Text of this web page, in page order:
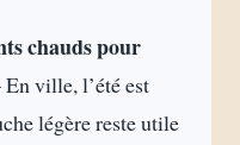
chauds pour
ville, l’été est
légère reste utile